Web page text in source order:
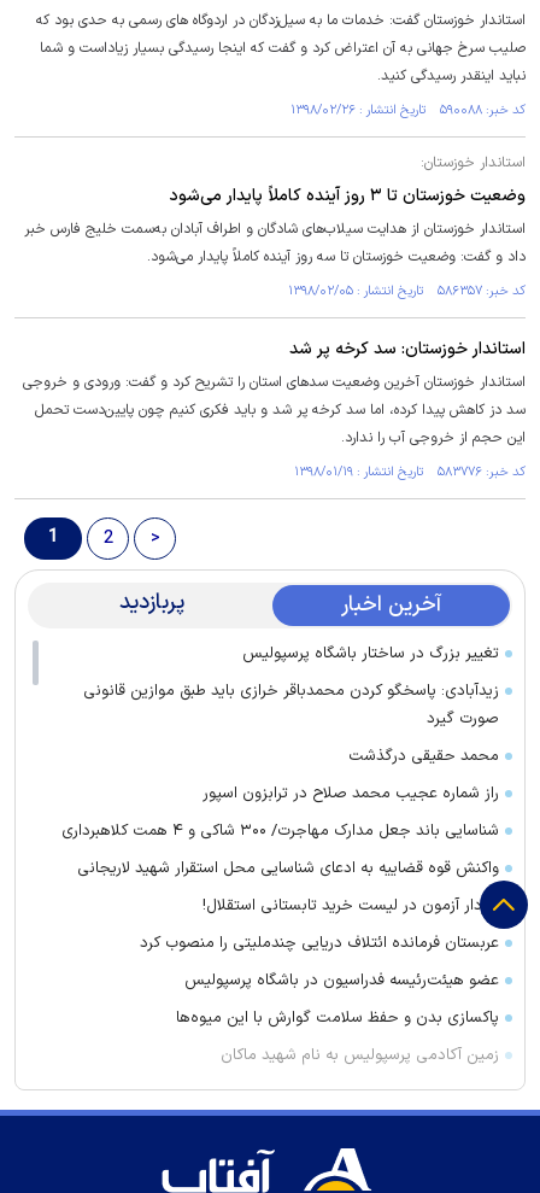
استاندار خوزستان گفت: خدمات ما به سیل‌زدگان در اردوگاه های رسمی به حدی بود که
صلیب سرخ جهانی به آن اعتراض کرد و گفت که اینجا رسیدگی بسیار زیاداست و شما
نباید اینقدر رسیدگی کنید.
کد خبر: ۵۹۰۰۸۸ تاریخ انتشار : ۱۳۹۸/۰۲/۲۶
استاندار خوزستان:
وضعیت ‌خوزستان تا ۳ روز آینده کاملاً پایدار می‌شود‌
استاندار خوزستان از هدایت ‌سیلاب‌ها‌ی ‌شادگان و ‌اطراف آبادان به‌سمت خلیج فارس‌ خبر
داد و گفت: وضعیت ‌خوزستان تا سه روز آینده کاملاً پایدار می‌شود‌.
کد خبر: ۵۸۶۳۵۷ تاریخ انتشار : ۱۳۹۸/۰۲/۰۵
استاندار خوزستان: سد کرخه پر شد
استاندار خوزستان ‌آخرین وضعیت سدهای استان را تشریح کرد و گفت: ورودی و خروجی
سد دز کاهش پیدا کرده، اما سد کرخه پر شد و باید فکری کنیم چون پایین‌دست تحمل
این حجم از خروجی آب را ندارد.
کد خبر: ۵۸۳۷۷۶ تاریخ انتشار : ۱۳۹۸/۰۱/۱۹
1 2 >
آخرین اخبار پربازدید
تغییر بزرگ در ساختار باشگاه پرسپولیس
زیدآبادی: پاسخگو کردن محمدباقر خرازی باید طبق موازین قانونی
صورت گیرد
محمد حقیقی درگذشت
راز شماره عجیب محمد صلاح در ترابزون اسپور
شناسایی باند جعل مدارک مهاجرت/ ۳۰۰ شاکی و ۴ همت کلاهبرداری
واکنش قوه قضاییه به ادعای شناسایی محل استقرار شهید لاریجانی
سردار آزمون در لیست خرید تابستانی استقلال!
عربستان فرمانده ائتلاف دریایی چندملیتی را منصوب کرد
عضو هیئت‌رئیسه فدراسیون در باشگاه پرسپولیس
پاکسازی بدن و حفظ سلامت گوارش با این میوه‌ها
زمین آکادمی پرسپولیس به نام شهید ماکان
چرا مردم به فال، طالع‌بینی، آسترولوژی و پیشگویی علاقه دارند؟
مذاکره استقلال برای میزبانی در فولاد آرنا